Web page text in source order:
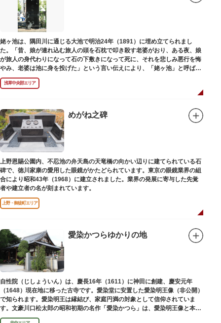
姥ヶ池は、隅田川に通じる大池で明治24年（1891）に埋め立てられまし
た。「昔、娘が連れ込む旅人の頭を石枕で叩き殺す老婆がおり、ある夜、娘
が旅人の身代わりになって石の下敷きになって死に、それを悲しみ悪行を悔
やみ、老婆は池に身を投げた」という言い伝えにより、「姥ヶ池」と呼ばれ
ていました。その碑は花川戸公園内にあります。
浅草中央部エリア
めがね之碑
上野恩賜公園内、不忍池の弁天島の天竜橋の向かい辺りに建てられている石
碑で、徳川家康の愛用した眼鏡がかたどられています。東京の眼鏡業界の組
合により昭和43年（1968）に建立されました。業界の発展に寄与した先覚
者や建立者の名が刻まれています。
上野・御徒町エリア
愛染かつらゆかりの地
自性院（じしょういん）は、慶長16年（1611）に神田に創建、慶安元年
（1648）現在地に移った古寺です。愛染堂に安置した愛染明王像（非公開）
で知られます。愛染明王は縁結び、家庭円満の対象として信仰されていま
す。文豪川口松太郎の昭和初期の名作「愛染かつら」は、愛染明王像と本堂
前にあった桂の古木にヒントを得た作品だといわれます。